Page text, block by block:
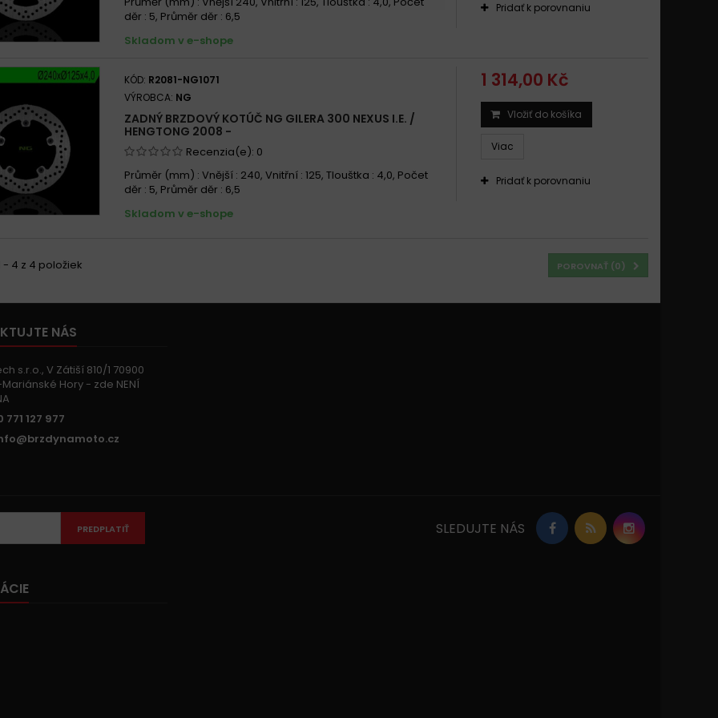
děr : 5, Průměr děr : 6,5
Skladom v e-shope
Pridať k porovnaniu
KÓD: R2081-NG1071
VÝROBCA: NG
ZADNÝ BRZDOVÝ KOTÚČ NG GILERA 300 NEXUS I.E. /
HENGTONG 2008 -
Recenzia(e): 0
Průměr (mm) : Vnější : 240, Vnitřní : 125, Tlouštka : 4,0, Počet
děr : 5, Průměr děr : 6,5
Skladom v e-shope
1 314,00 Kč
Vložiť do košíka
Viac
Pridať k porovnaniu
POROVNAŤ (0)
- 4 z 4 položiek
NÁS
s.r.o., V Zátiší 810/1 70900
Hory - zde NENÍ
771 127 977
PREDPLATIŤ SLEDUJTE NÁS